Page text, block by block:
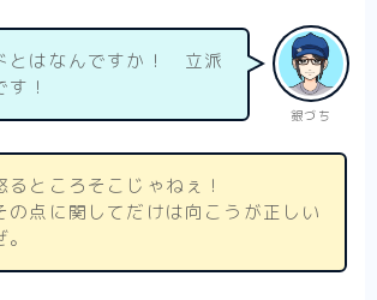
銀づち
とはなんですか！ 立派
！
るところそこじゃねぇ！
の点に関してだけは向こうが正しい
。